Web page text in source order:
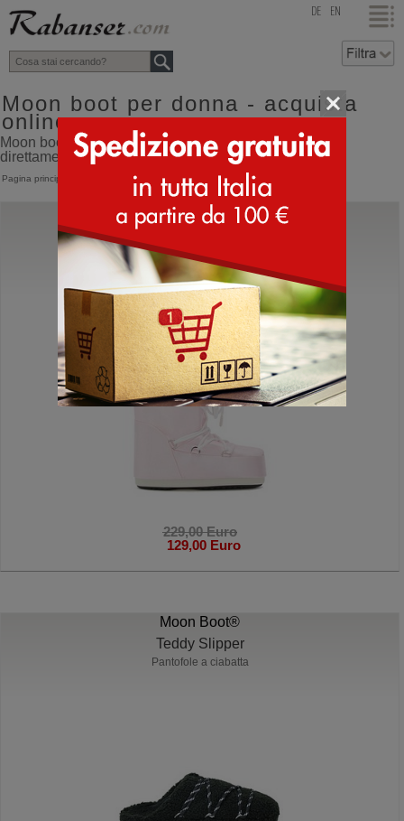
top DE EN
Moon boot per donna - acquista
online
Moon boot per donna online shop con spedizione
direttamente dall'Italia
Pagina principale Moon Boot
Moon Boot®
Moonboot
229,00 Euro
129,00 Euro
Moon Boot®
Teddy Slipper
Pantofole a ciabatta